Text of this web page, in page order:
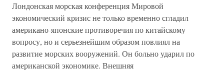
Лондонская морская конференция Мировой
экономический кризис не только временно сгладил
американо-японские противоречия по китайскому
вопросу, но и серьезнейшим образом повлиял на
развитие морских вооружений. Он больно ударил по
американской экономике. Внешняя